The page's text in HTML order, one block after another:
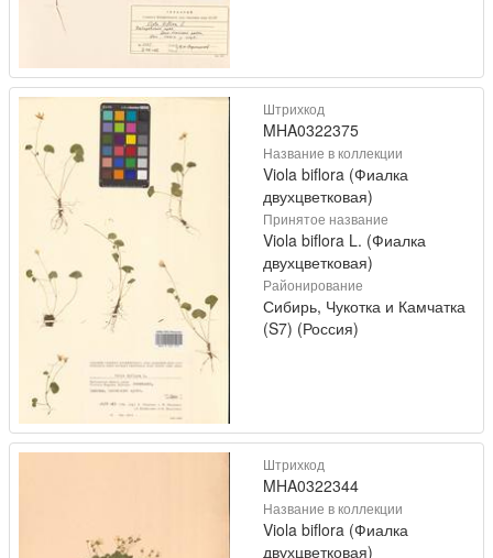
Штрихкод
MHA0322375
Название в коллекции
Viola biflora (Фиалка
двухцветковая)
Принятое название
Viola biflora L. (Фиалка
двухцветковая)
Районирование
Сибирь, Чукотка и Камчатка
(S7) (Россия)
Штрихкод
MHA0322344
Название в коллекции
Viola biflora (Фиалка
двухцветковая)